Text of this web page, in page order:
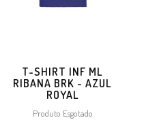
T-SHIRT INF ML
RIBANA BRK - AZUL
ROYAL
Produto Esgotado